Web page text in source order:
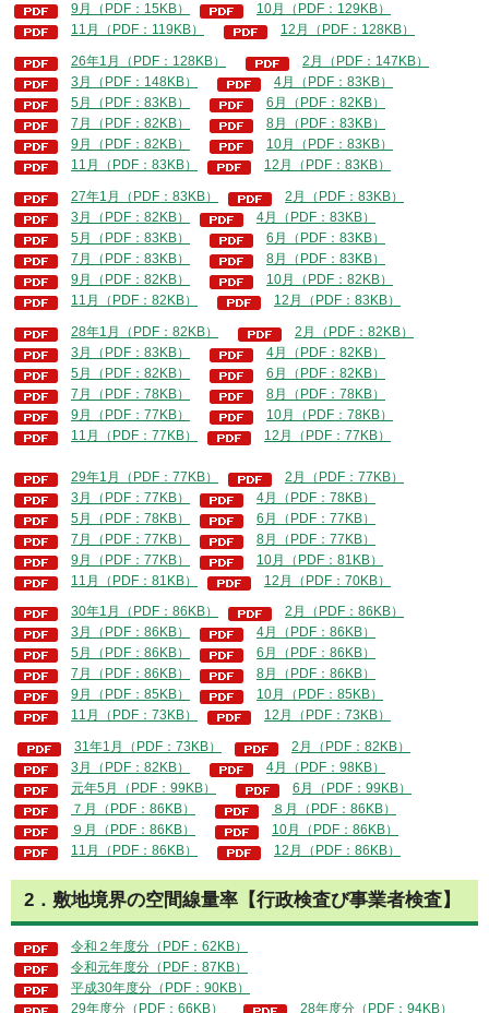
9月（PDF：15KB）
10月（PDF：129KB）
11月（PDF：119KB）
12月（PDF：128KB）
26年1月（PDF：128KB）
2月（PDF：147KB）
3月（PDF：148KB）
4月（PDF：83KB）
5月（PDF：83KB）
6月（PDF：82KB）
7月（PDF：82KB）
8月（PDF：83KB）
9月（PDF：82KB）
10月（PDF：83KB）
11月（PDF：83KB）
12月（PDF：83KB）
27年1月（PDF：83KB）
2月（PDF：83KB）
3月（PDF：82KB）
4月（PDF：83KB）
5月（PDF：83KB）
6月（PDF：83KB）
7月（PDF：83KB）
8月（PDF：83KB）
9月（PDF：82KB）
10月（PDF：82KB）
11月（PDF：82KB）
12月（PDF：83KB）
28年1月（PDF：82KB）
2月（PDF：82KB）
3月（PDF：83KB）
4月（PDF：82KB）
5月（PDF：82KB）
6月（PDF：82KB）
7月（PDF：78KB）
8月（PDF：78KB）
9月（PDF：77KB）
10月（PDF：78KB）
11月（PDF：77KB）
12月（PDF：77KB）
29年1月（PDF：77KB）
2月（PDF：77KB）
3月（PDF：77KB）
4月（PDF：78KB）
5月（PDF：78KB）
6月（PDF：77KB）
7月（PDF：77KB）
8月（PDF：77KB）
9月（PDF：77KB）
10月（PDF：81KB）
11月（PDF：81KB）
12月（PDF：70KB）
30年1月（PDF：86KB）
2月（PDF：86KB）
3月（PDF：86KB）
4月（PDF：86KB）
5月（PDF：86KB）
6月（PDF：86KB）
7月（PDF：86KB）
8月（PDF：86KB）
9月（PDF：85KB）
10月（PDF：85KB）
11月（PDF：73KB）
12月（PDF：73KB）
31年1月（PDF：73KB）
2月（PDF：82KB）
3月（PDF：82KB）
4月（PDF：98KB）
元年5月（PDF：99KB）
6月（PDF：99KB）
７月（PDF：86KB）
８月（PDF：86KB）
９月（PDF：86KB）
10月（PDF：86KB）
11月（PDF：86KB）
12月（PDF：86KB）
2．敷地境界の空間線量率【行政検査び事業者検査】
令和２年度分（PDF：62KB）
令和元年度分（PDF：87KB）
平成30年度分（PDF：90KB）
29年度分（PDF：66KB）
28年度分（PDF：94KB）